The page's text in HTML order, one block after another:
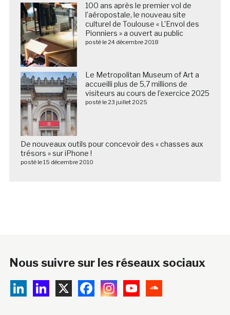
100 ans après le premier vol de
l’aéropostale, le nouveau site
culturel de Toulouse « L’Envol des
Pionniers » a ouvert au public
posté le 24 décembre 2018
Le Metropolitan Museum of Art a
accueilli plus de 5,7 millions de
visiteurs au cours de l’exercice 2025
posté le 23 juillet 2025
De nouveaux outils pour concevoir des « chasses aux
trésors » sur iPhone !
posté le 15 décembre 2010
Nous suivre sur les réseaux sociaux